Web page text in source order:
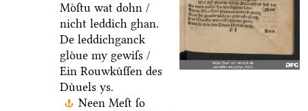
Moͤſtu wat dohn /
nicht leddich ghan.
De leddichganck
gloͤue my gewiſs /
Ein Rouwkuͤſſen des
Duͤuels ys.
Neen Meſt ſo